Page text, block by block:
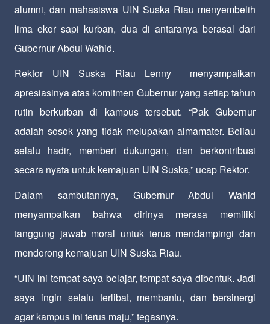
alumni, dan mahasiswa UIN Suska Riau menyembelih
lima ekor sapi kurban, dua di antaranya berasal dari
Gubernur Abdul Wahid.
Rektor UIN Suska Riau Lenny menyampaikan
apresiasinya atas komitmen Gubernur yang setiap tahun
rutin berkurban di kampus tersebut. “Pak Gubernur
adalah sosok yang tidak melupakan almamater. Beliau
selalu hadir, memberi dukungan, dan berkontribusi
secara nyata untuk kemajuan UIN Suska,” ucap Rektor.
Dalam sambutannya, Gubernur Abdul Wahid
menyampaikan bahwa dirinya merasa memiliki
tanggung jawab moral untuk terus mendampingi dan
mendorong kemajuan UIN Suska Riau.
“UIN ini tempat saya belajar, tempat saya dibentuk. Jadi
saya ingin selalu terlibat, membantu, dan bersinergi
agar kampus ini terus maju,” tegasnya.